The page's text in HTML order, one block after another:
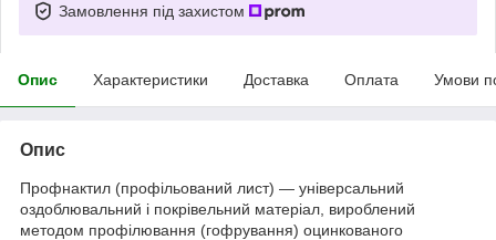
Замовлення під захистом
Опис Характеристики Доставка Оплата Умови
Опис
Профнактил (профільований лист) — універсальний
оздоблювальний і покрівельний матеріал, вироблений
методом профілювання (гофрування) оцинкованого